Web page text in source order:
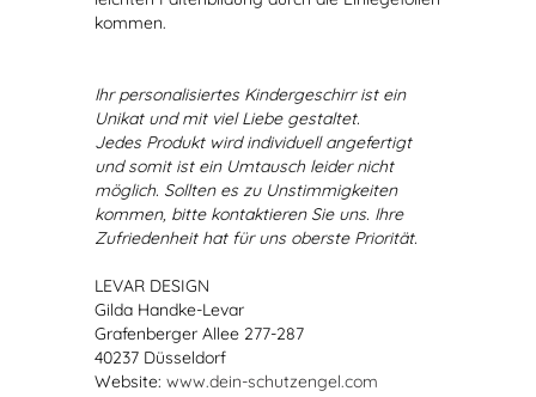
kommen.
Ihr personalisiertes Kindergeschirr ist ein
Unikat und mit viel Liebe gestaltet.
Jedes Produkt wird individuell angefertigt
und somit ist ein Umtausch leider nicht
möglich. Sollten es zu Unstimmigkeiten
kommen, bitte kontaktieren Sie uns. Ihre
Zufriedenheit hat für uns oberste Priorität.
LEVAR DESIGN
Gilda Handke-Levar
Grafenberger Allee 277-287
40237 Düsseldorf
Website: www.dein-schutzengel.com